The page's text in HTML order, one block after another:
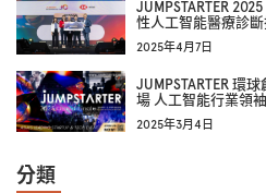
JUMPSTARTER
性人工智能醫療診
2025年4月7日
JUMPSTARTER 環
場 人工智能行業領
2025年3月4日
分類